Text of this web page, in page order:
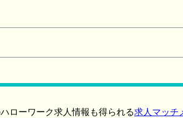
ローワーク求人情報も得られる求人マッチ